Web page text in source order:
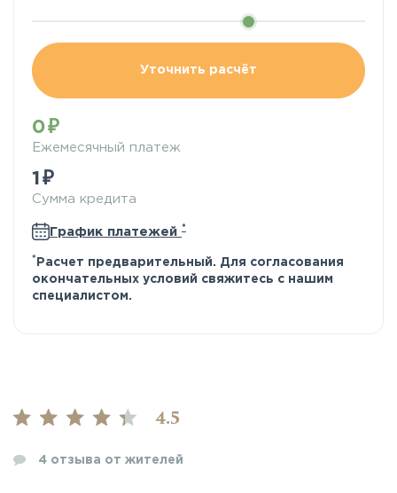
4.5
4 отзыва от жителей
Уточнить расчёт
0
Ежемесячный платеж
1
Сумма кредита
График платежей *
* Расчет предварительный. Для согласования
окончательных условий свяжитесь с нашим
специалистом.